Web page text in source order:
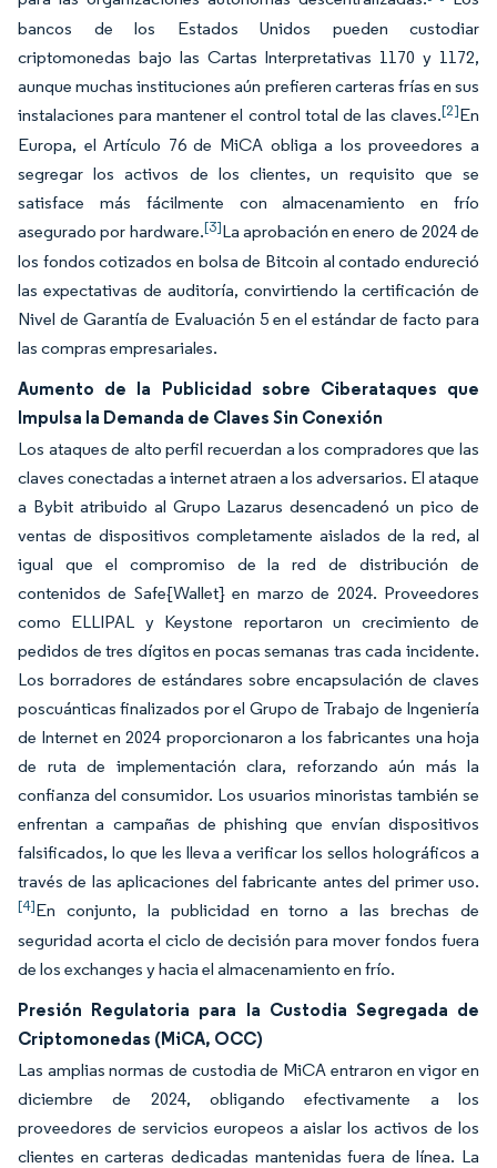
bancos de los Estados Unidos pueden custodiar
criptomonedas bajo las Cartas Interpretativas 1170 y 1172,
aunque muchas instituciones aún prefieren carteras frías en sus
instalaciones para mantener el control total de las claves.[2]En
Europa, el Artículo 76 de MiCA obliga a los proveedores a
segregar los activos de los clientes, un requisito que se
satisface más fácilmente con almacenamiento en frío
asegurado por hardware.[3]La aprobación en enero de 2024 de
los fondos cotizados en bolsa de Bitcoin al contado endureció
las expectativas de auditoría, convirtiendo la certificación de
Nivel de Garantía de Evaluación 5 en el estándar de facto para
las compras empresariales.
Aumento de la Publicidad sobre Ciberataques que
Impulsa la Demanda de Claves Sin Conexión
Los ataques de alto perfil recuerdan a los compradores que las
claves conectadas a internet atraen a los adversarios. El ataque
a Bybit atribuido al Grupo Lazarus desencadenó un pico de
ventas de dispositivos completamente aislados de la red, al
igual que el compromiso de la red de distribución de
contenidos de Safe{Wallet} en marzo de 2024. Proveedores
como ELLIPAL y Keystone reportaron un crecimiento de
pedidos de tres dígitos en pocas semanas tras cada incidente.
Los borradores de estándares sobre encapsulación de claves
poscuánticas finalizados por el Grupo de Trabajo de Ingeniería
de Internet en 2024 proporcionaron a los fabricantes una hoja
de ruta de implementación clara, reforzando aún más la
confianza del consumidor. Los usuarios minoristas también se
enfrentan a campañas de phishing que envían dispositivos
falsificados, lo que les lleva a verificar los sellos holográficos a
través de las aplicaciones del fabricante antes del primer uso.
[4]En conjunto, la publicidad en torno a las brechas de
seguridad acorta el ciclo de decisión para mover fondos fuera
de los exchanges y hacia el almacenamiento en frío.
Presión Regulatoria para la Custodia Segregada de
Criptomonedas (MiCA, OCC)
Las amplias normas de custodia de MiCA entraron en vigor en
diciembre de 2024, obligando efectivamente a los
proveedores de servicios europeos a aislar los activos de los
clientes en carteras dedicadas mantenidas fuera de línea. La